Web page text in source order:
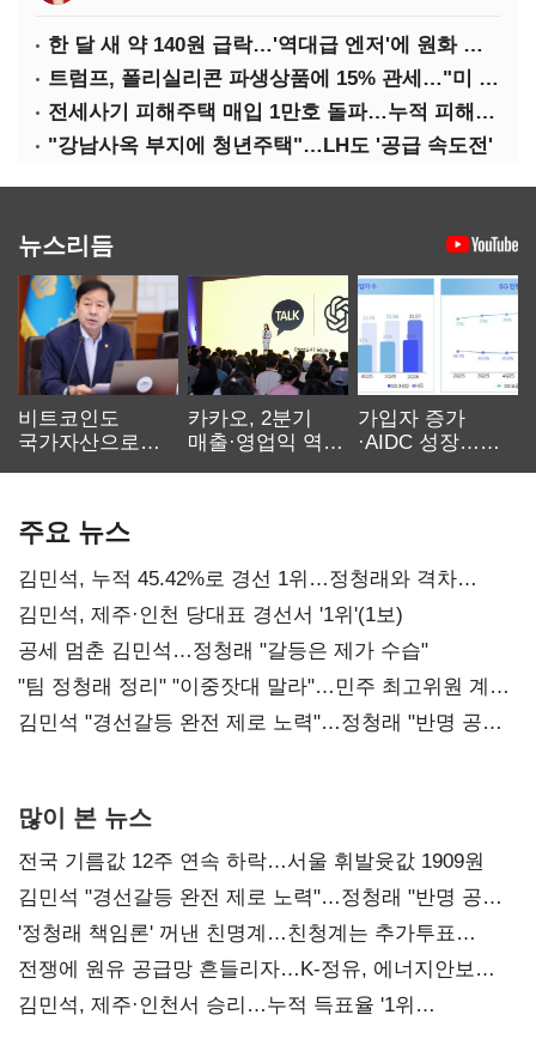
한 달 새 약 140원 급락…'역대급 엔저'에 원화 변곡점
트럼프, 폴리실리콘 파생상품에 15% 관세…"미 산업 재건"
전세사기 피해주택 매입 1만호 돌파…누적 피해자 4만278명
"강남사옥 부지에 청년주택"…LH도 '공급 속도전'
뉴스리듬
비트코인도
국가자산으로…'
카카오, 2분기
매출·영업익 역대
가입자 증가
·AIDC 성장…
주요 뉴스
김민석, 누적 45.42%로 경선 1위…정청래와 격차
0.86%p(2보)
김민석, 제주·인천 당대표 경선서 '1위'(1보)
공세 멈춘 김민석…정청래 "갈등은 제가 수습"
"팀 정청래 정리" "이중잣대 말라"…민주 최고위원 계파
다툼 격화
김민석 "경선갈등 완전 제로 노력"…정청래 "반명 공세
많이 본 뉴스
전국 기름값 12주 연속 하락…서울 휘발윳값 1909원
김민석 "경선갈등 완전 제로 노력"…정청래 "반명 공세
사과부터"
'정청래 책임론' 꺼낸 친명계…친청계는 추가투표
때리기
전쟁에 원유 공급망 흔들리자…K-정유, 에너지안보
핵심으로 재부상
김민석, 제주·인천서 승리…누적 득표율 '1위